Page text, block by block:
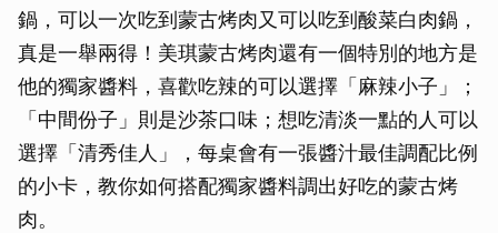
鍋，可以一次吃到蒙古烤肉又可以吃到酸菜白肉鍋，
真是一舉兩得！美琪蒙古烤肉還有一個特別的地方是
他的獨家醬料，喜歡吃辣的可以選擇「麻辣小子」；
「中間份子」則是沙茶口味；想吃清淡一點的人可以
選擇「清秀佳人」，每桌會有一張醬汁最佳調配比例
的小卡，教你如何搭配獨家醬料調出好吃的蒙古烤
肉。